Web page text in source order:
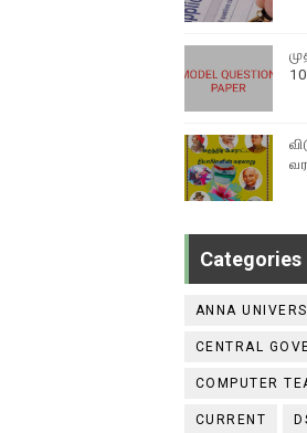
Categories
ANNA
CENTRAL
COMPUTER
CURRENT